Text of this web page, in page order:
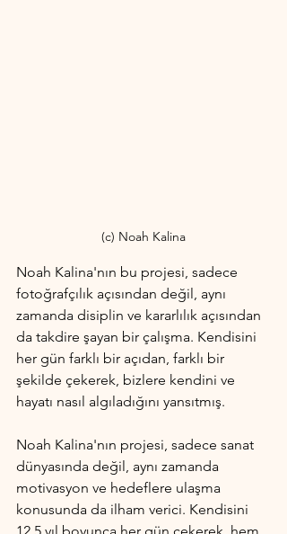
(c) Noah Kalina
Noah Kalina'nın bu projesi, sadece
fotoğrafçılık açısından değil, aynı
zamanda disiplin ve kararlılık açısından
da takdire şayan bir çalışma. Kendisini
her gün farklı bir açıdan, farklı bir
şekilde çekerek, bizlere kendini ve
hayatı nasıl algıladığını yansıtmış.
Noah Kalina'nın projesi, sadece sanat
dünyasında değil, aynı zamanda
motivasyon ve hedeflere ulaşma
konusunda da ilham verici. Kendisini